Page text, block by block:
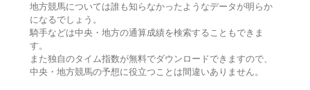
地方競馬については誰も知らなかったようなデータが明らか
になるでしょう。
騎手などは中央・地方の通算成績を検索することもできま
す。
また独自のタイム指数が無料でダウンロードできますので、
中央・地方競馬の予想に役立つことは間違いありません。